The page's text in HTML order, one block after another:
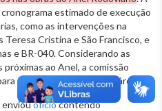
estimado de execução
como as intervenções na
Cristina e São Francisco, e
e BR-040. Considerando as
ao Anel, a comissão
a requalificação dessas áreas.
enviouofíciocontendo